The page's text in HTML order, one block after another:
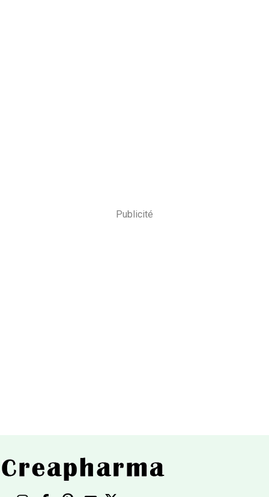
Publicité